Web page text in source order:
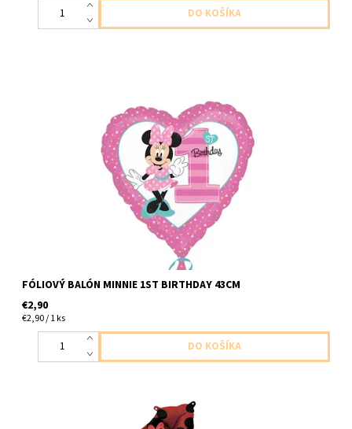
Fóliový balón srdce minnie 1ks v baleni velkost 43cm balón
dodávame nenafúkaný
FÓLIOVÝ BALÓN MINNIE 1ST BIRTHDAY 43CM
€2,90
€2,90 / 1 ks
foliove cislo ,,1,, cervene mickey mouse 1ks v baleni velkost